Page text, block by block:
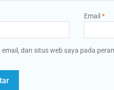
Email*
email, dan situs web saya pada